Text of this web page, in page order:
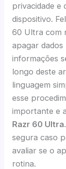
privacidade e
dispositivo.
60 Ultra com
apagar
informações
longo deste
linguagem
esse
importante e
Razr 60 Ultra
segura caso
avaliar se o
rotina.